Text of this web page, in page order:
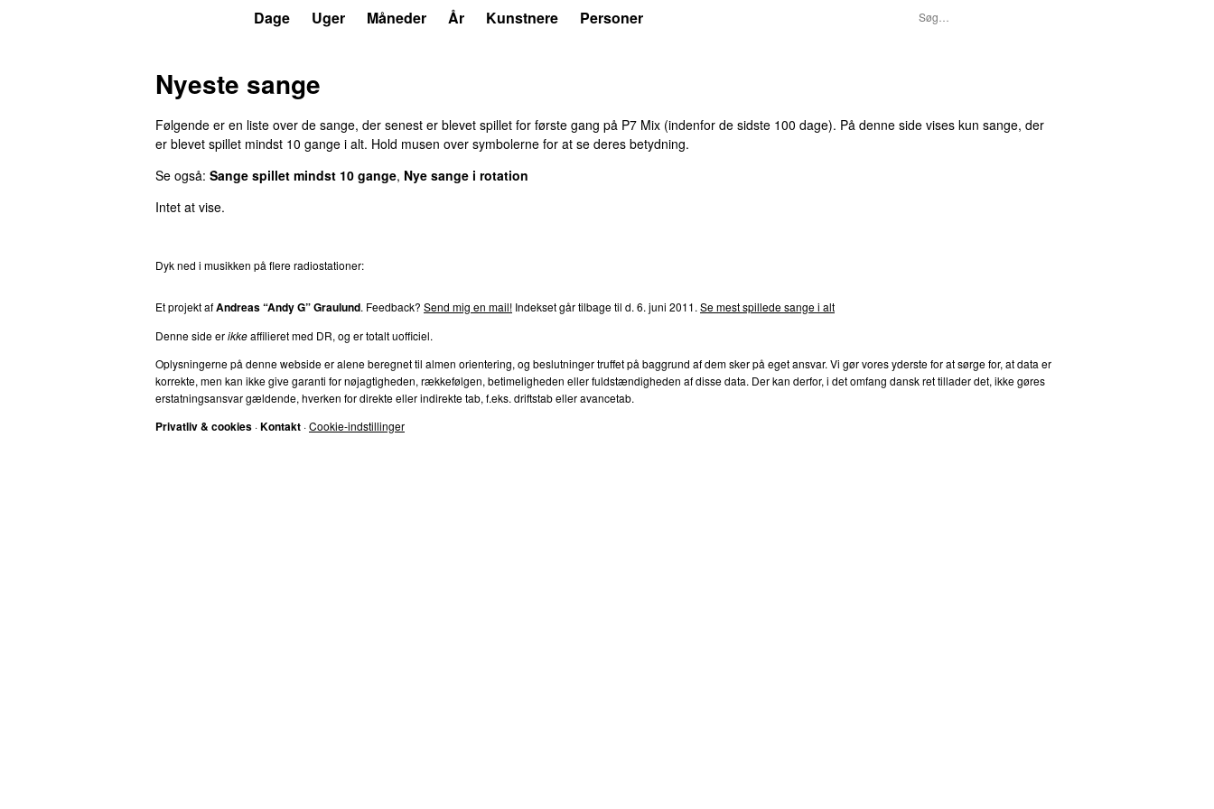
Dage Uger Måneder År Kunstnere Personer
Nyeste sange
Følgende er en liste over de sange, der senest er blevet spillet for første gang på P7 Mix (indenfor de sidste 100 dage). På denne side vises kun sange, der
er blevet spillet mindst 10 gange i alt. Hold musen over symbolerne for at se deres betydning.
Se også: Sange spillet mindst 10 gange, Nye sange i rotation
Intet at vise.
Dyk ned i musikken på flere radiostationer:
Et projekt afAndreas “Andy G” Graulund. Feedback? Send mig en mail! Indekset går tilbage til d. 6. juni 2011. Se mest spillede sange i alt
Denne side erikkeaffilieret med DR, og er totalt uofficiel.
Oplysningerne på denne webside er alene beregnet til almen orientering, og beslutninger truffet på baggrund af dem sker på eget ansvar. Vi gør vores yderste for at sørge for, at data er
korrekte, men kan ikke give garanti for nøjagtigheden, rækkefølgen, betimeligheden eller fuldstændigheden af disse data. Der kan derfor, i det omfang dansk ret tillader det, ikke gøres
erstatningsansvar gældende, hverken for direkte eller indirekte tab, f.eks. driftstab eller avancetab.
Privatliv & cookies ·Kontakt ·Cookie-indstillinger